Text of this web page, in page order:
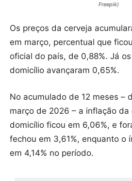
Freepik)
Os preços da cerveja
em março, percentual que
oficial do país, de 0,88%. Já
domicílio avançaram 0,65%.
No acumulado de 12 meses –
março de 2026 – a inflação da
domicílio ficou em 6,06%, e
fechou em 3,61%, enquanto o
em 4,14% no período.